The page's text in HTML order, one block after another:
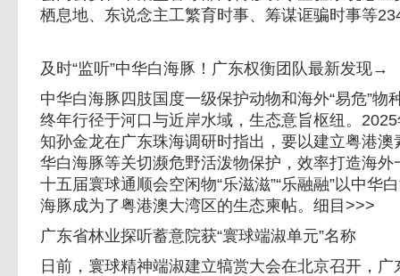
栖息地、东说念主工繁育时事、筹谋诓骗时事等
及时“监听”中华白海豚！广东权衡团队最新发现→
中华白海豚四肢国度一级保护动物和海外“易危”物
终年行径于河口与近岸水域，生态意旨枢纽。
知孙金龙在广东珠海调研时指出，要以建立粤港
华白海豚等关切濒危野活泼物保护，效率打造海
十五届寰球通顺会空闲物“乐滋滋”“乐融融”以中华
海豚成为了粤港澳大湾区的生态柬帖。细目>>>
广东省林业探听蓄意院获“寰球端淑单元”名称
日前，寰球精神端淑建立犒赏大会在北京召开，